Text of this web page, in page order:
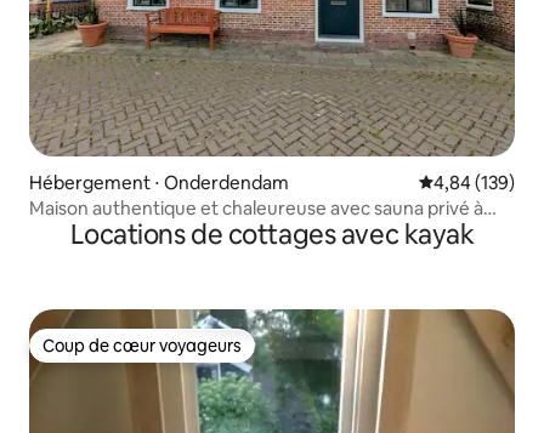
Hébergement ⋅ Onderdendam Évaluation
4,84 (139)
Maison authentique et chaleureuse avec sauna privé à
Groningue
Locations de cottages avec kayak
Coup de cœur voyageurs
Coup de cœur voyageurs